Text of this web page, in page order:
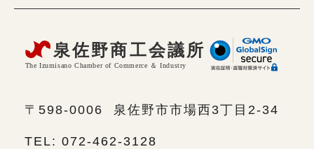
〒598-0006 泉佐野市市場西3丁目2-34
TEL: 072-462-3128